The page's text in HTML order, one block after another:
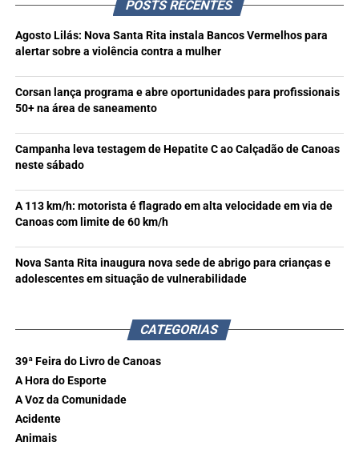
POSTS RECENTES
Agosto Lilás: Nova Santa Rita instala Bancos Vermelhos para
alertar sobre a violência contra a mulher
Corsan lança programa e abre oportunidades para profissionais
50+ na área de saneamento
Campanha leva testagem de Hepatite C ao Calçadão de Canoas
neste sábado
A 113 km/h: motorista é flagrado em alta velocidade em via de
Canoas com limite de 60 km/h
Nova Santa Rita inaugura nova sede de abrigo para crianças e
adolescentes em situação de vulnerabilidade
CATEGORIAS
39ª Feira do Livro de Canoas
A Hora do Esporte
A Voz da Comunidade
Acidente
Animais